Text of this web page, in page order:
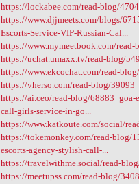
https://lockabee.com/read-blog/
https://www.djjmeets.com/blogs/
Escorts-Service-VIP-Russian-Cal...
https://www.mymeetbook.com/read-
https://uchat.umaxx.tv/read-blog/
https://www.ekcochat.com/read-
https://vherso.com/read-blog/39093
https://ai.ceo/read-blog/68883_goa-
call-girls-service-in-go...
https://www.katkoute.com/social/
https://tokemonkey.com/read-blog/
escorts-agency-stylish-call-...
https://travelwithme.social/read-
https://meetupss.com/read-blog/